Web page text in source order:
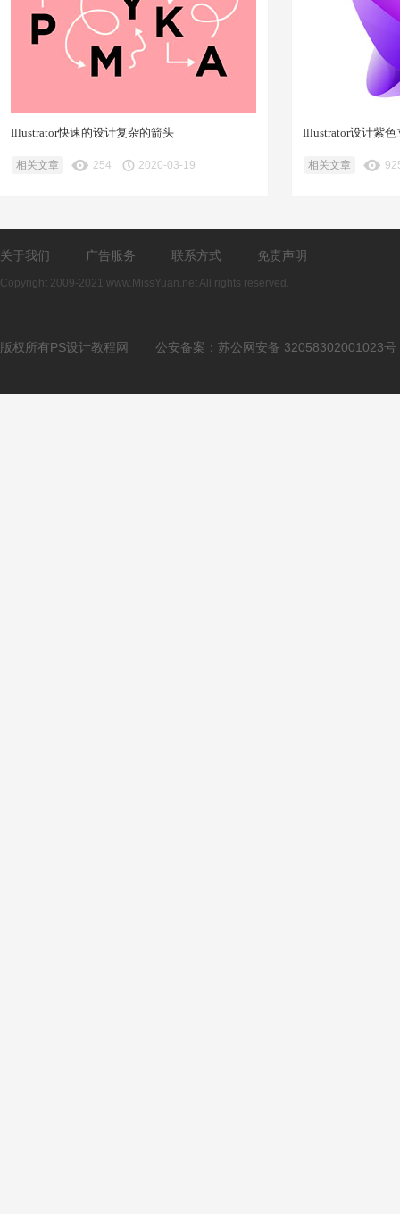
Illustrator快速的设计复杂的箭头
相关文章 254 2020-03-19
Illustrator设计紫色
相关文章
关于我们 广告服务 联系方式 免责声明
Copyright 2009-2021 www.MissYuan.net All rights reserved.
版权所有PS设计教程网 公安备案： 苏公网安备 32058302001023号